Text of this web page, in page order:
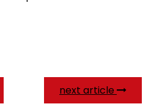
next article